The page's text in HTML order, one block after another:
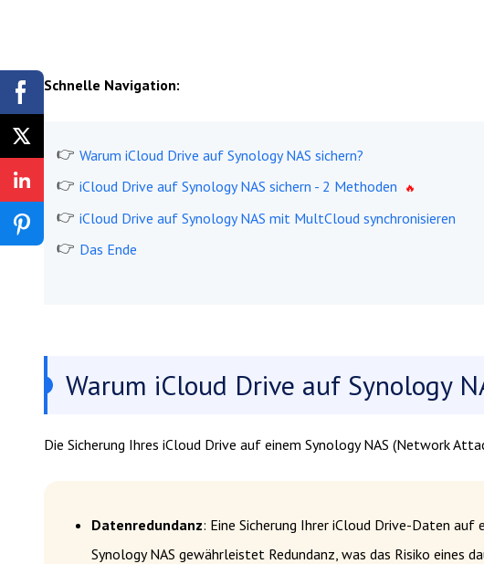
Schnelle Navigation:
Warum iCloud Drive auf Synology NAS sichern?
iCloud Drive auf Synology NAS sichern - 2 Methoden
iCloud Drive auf Synology NAS mit MultCloud synchronisieren
Das Ende
Warum iCloud Drive auf Synology
Die Sicherung Ihres iCloud Drive auf einem Synology NAS (Network
Datenredundanz: Eine Sicherung Ihrer iCloud Drive-Daten auf
Synology NAS gewährleistet Redundanz, was das Risiko eines